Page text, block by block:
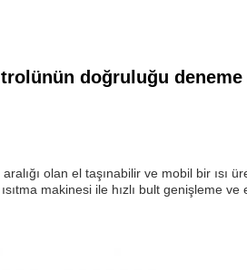
doğruluğu deneme
olan el taşınabilir ve mobil bir ısı
makinesi ile hızlı bult genişleme